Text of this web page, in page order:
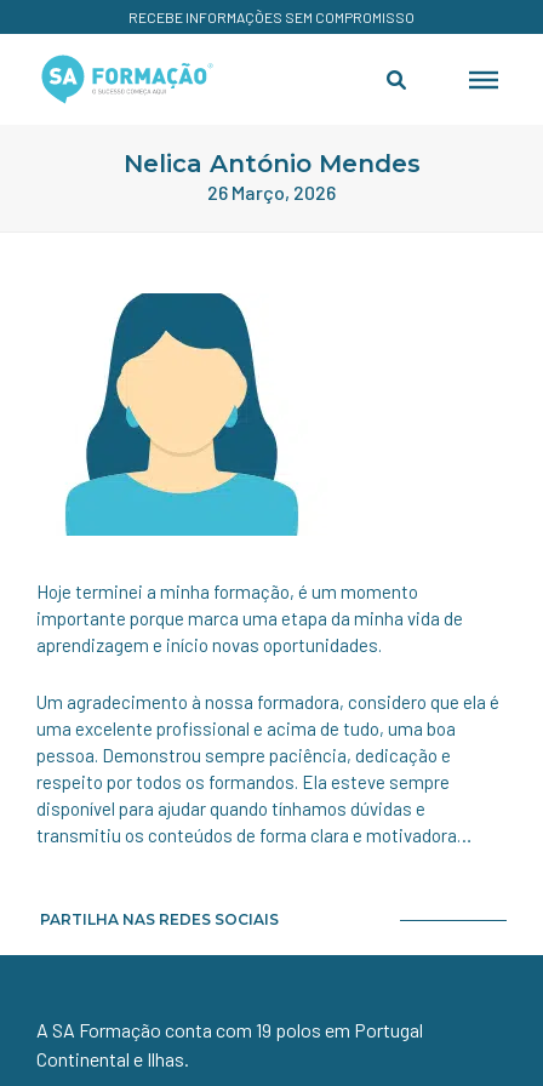
RECEBE INFORMAÇÕES SEM COMPROMISSO
Nelica António Mendes
26 Março, 2026
Hoje terminei a minha formação, é um momento
importante porque marca uma etapa da minha vida de
aprendizagem e início novas oportunidades.
Um agradecimento à nossa formadora, considero que ela é
uma excelente profissional e acima de tudo, uma boa
pessoa. Demonstrou sempre paciência, dedicação e
respeito por todos os formandos. Ela esteve sempre
disponível para ajudar quando tínhamos dúvidas e
transmitiu os conteúdos de forma clara e motivadora…
PARTILHA NAS REDES SOCIAIS
A SA Formação conta com 19 polos em Portugal
Continental e Ilhas.